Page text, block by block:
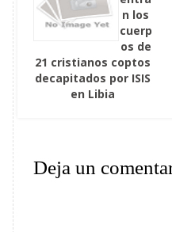
n los
cuerp
os de
21 cristianos coptos
decapitados por ISIS
en Libia
Deja un